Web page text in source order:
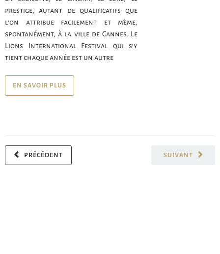
prestige, autant de qualificatifs que
l’on attribue facilement et même,
spontanément, à la ville de Cannes. Le
Lions International Festival qui s’y
tient chaque année est un autre
EN SAVOIR PLUS
SUIVANT
PRÉCÉDENT